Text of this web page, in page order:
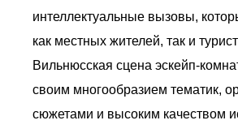
интеллектуальные вызовы,
как местных жителей, так и
Вильнюсская сцена эскейп-
своим многообразием тематик,
сюжетами и высоким качеством